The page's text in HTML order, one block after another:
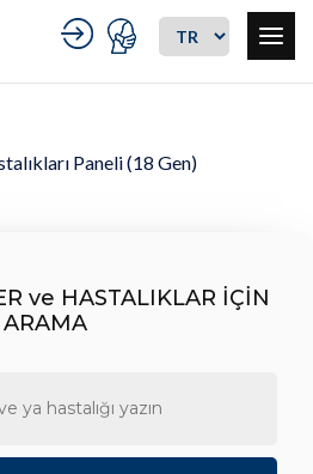
Paneli (18 Gen)
ve HASTALIKLAR İÇİN
ARAMA